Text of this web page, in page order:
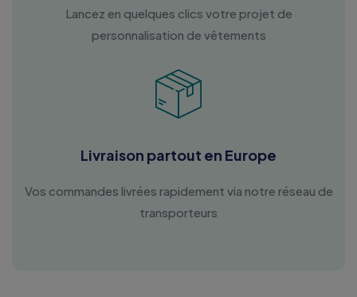
Lancez en quelques clics votre projet de
personnalisation de vêtements
Livraison partout en Europe
Vos commandes livrées rapidement via notre réseau de
transporteurs